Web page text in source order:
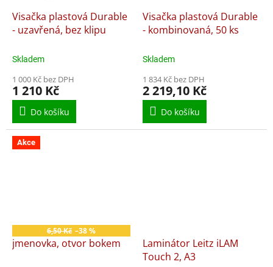
Visačka plastová Durable
- uzavřená, bez klipu
Skladem
1 000 Kč bez DPH
1 210 Kč
Do košíku
Visačka plastová Durable
- kombinovaná, 50 ks
Skladem
1 834 Kč bez DPH
2 219,10 Kč
Do košíku
Akce
6,50 Kč –38 %
jmenovka, otvor bokem
Laminátor Leitz iLAM
Touch 2, A3